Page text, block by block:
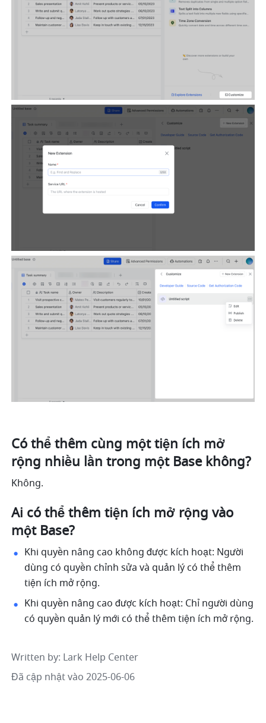
Có thể thêm cùng một tiện ích mở
rộng nhiều lần trong một Base không?
Không.
Ai có thể thêm tiện ích mở rộng vào
một Base?
Khi quyền nâng cao không được kích hoạt: Người
dùng có quyền chỉnh sửa và quản lý có thể thêm
tiện ích mở rộng.
Khi quyền nâng cao được kích hoạt: Chỉ người dùng
có quyền quản lý mới có thể thêm tiện ích mở rộng.
Written by: Lark Help Center
Đã cập nhật vào 2025-06-06